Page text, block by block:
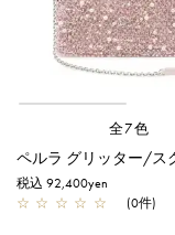
全7色
税込 92,400yen
☆ ☆ ☆ ☆ ☆ (0件)